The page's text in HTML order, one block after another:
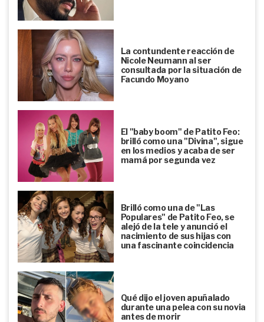
La contundente reacción de
Nicole Neumann al ser
consultada por la situación de
Facundo Moyano
El "baby boom" de Patito Feo:
brilló como una "Divina", sigue
en los medios y acaba de ser
mamá por segunda vez
Brilló como una de "Las
Populares" de Patito Feo, se
alejó de la tele y anunció el
nacimiento de sus hijas con
una fascinante coincidencia
Qué dijo el joven apuñalado
durante una pelea con su novia
antes de morir